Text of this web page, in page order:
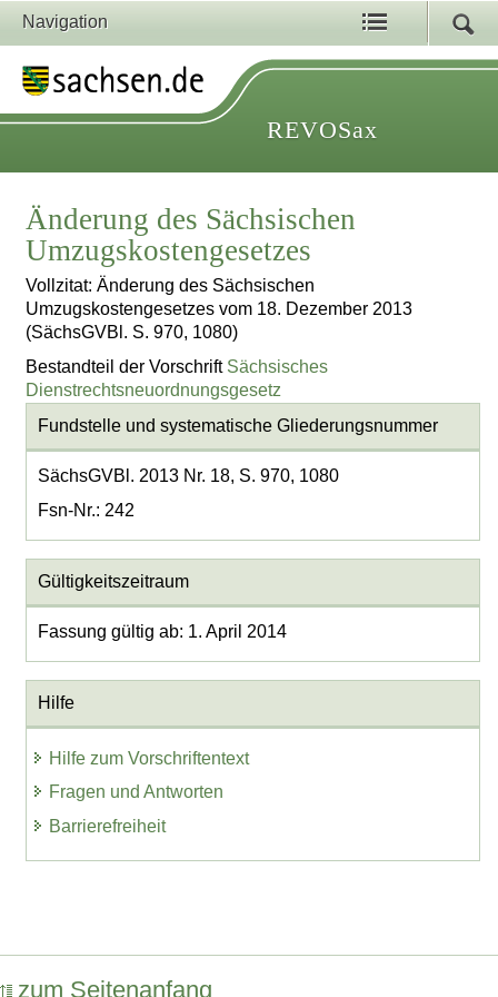
Navigation
REVOSax
Änderung des Sächsischen
Umzugskostengesetzes
Vollzitat: Änderung des Sächsischen
Umzugskostengesetzes vom 18. Dezember 2013
(SächsGVBl. S. 970, 1080)
Bestandteil der Vorschrift Sächsisches
Dienstrechtsneuordnungsgesetz
Fundstelle und systematische Gliederungsnummer
SächsGVBl. 2013 Nr. 18, S. 970, 1080
Fsn-Nr.: 242
Gültigkeitszeitraum
Fassung gültig ab: 1. April 2014
Hilfe
Hilfe zum Vorschriftentext
Fragen und Antworten
Barrierefreiheit
zum Seitenanfang